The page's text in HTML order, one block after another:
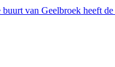
van Geelbroek heeft